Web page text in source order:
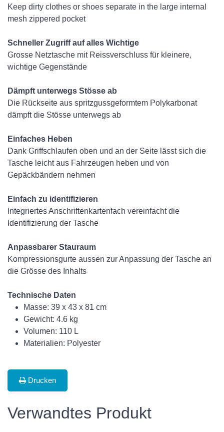
Keep dirty clothes or shoes separate in the large internal
mesh zippered pocket
Schneller Zugriff auf alles Wichtige
Grosse Netztasche mit Reissverschluss für kleinere,
wichtige Gegenstände
Dämpft unterwegs Stösse ab
Die Rückseite aus spritzgussgeformtem Polykarbonat
dämpft die Stösse unterwegs ab
Einfaches Heben
Dank Griffschlaufen oben und an der Seite lässt sich die
Tasche leicht aus Fahrzeugen heben und von
Gepäckbändern nehmen
Einfach zu identifizieren
Integriertes Anschriftenkartenfach vereinfacht die
Identifizierung der Tasche
Anpassbarer Stauraum
Kompressionsgurte aussen zur Anpassung der Tasche an
die Grösse des Inhalts
Technische Daten
Masse: 39 x 43 x 81 cm
Gewicht: 4.6 kg
Volumen: 110 L
Materialien: Polyester
Drucken
Verwandtes Produkt